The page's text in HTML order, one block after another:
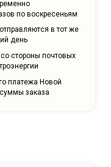
по воскресеньям
в тот же
день
стороны почтовых
платежа Новой
заказа